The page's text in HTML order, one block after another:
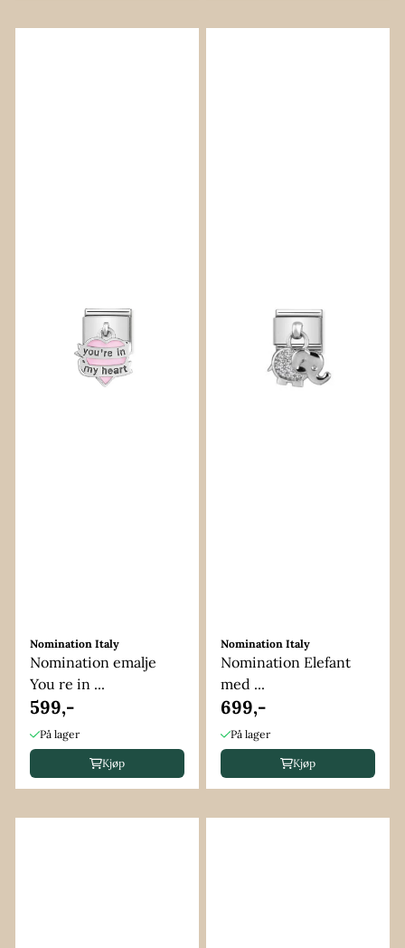
Nomination Italy
Nomination emalje
You re in ...
599,-
På lager
Kjøp
Nomination Italy
Nomination Elefant
med ...
699,-
På lager
Kjøp